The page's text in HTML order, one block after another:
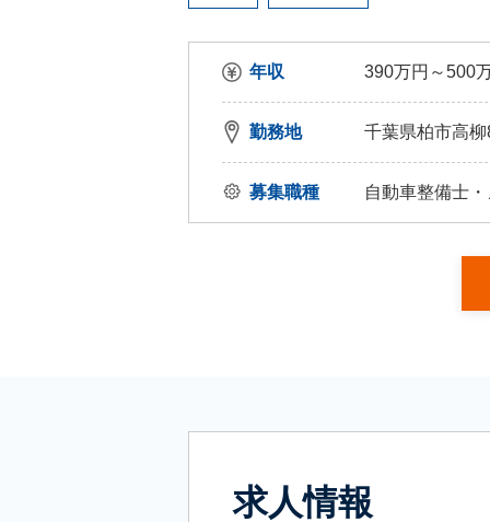
年収 390万円～500
勤務地 千葉県柏市高
募集職種 自動車整備士
求人情報